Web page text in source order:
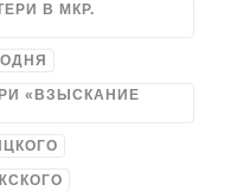
В МКР.
«ВЗЫСКАНИЕ